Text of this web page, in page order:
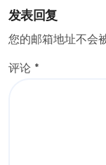
发表回复
您的邮箱地址不会
评论 *